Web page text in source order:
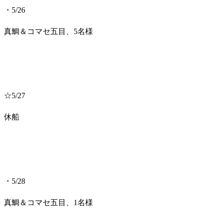
・5/26
真鯛＆コマセ五目、5名様
☆5/27
休船
・5/28
真鯛＆コマセ五目、1名様